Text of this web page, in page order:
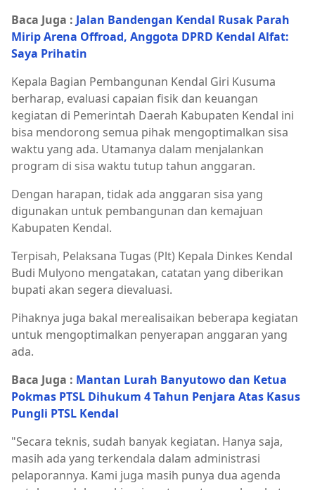
Baca Juga : Jalan Bandengan Kendal Rusak Parah
Mirip Arena Offroad, Anggota DPRD Kendal Alfat:
Saya Prihatin
Kepala Bagian Pembangunan Kendal Giri Kusuma
berharap, evaluasi capaian fisik dan keuangan
kegiatan di Pemerintah Daerah Kabupaten Kendal ini
bisa mendorong semua pihak mengoptimalkan sisa
waktu yang ada. Utamanya dalam menjalankan
program di sisa waktu tutup tahun anggaran.
Dengan harapan, tidak ada anggaran sisa yang
digunakan untuk pembangunan dan kemajuan
Kabupaten Kendal.
Terpisah, Pelaksana Tugas (Plt) Kepala Dinkes Kendal
Budi Mulyono mengatakan, catatan yang diberikan
bupati akan segera dievaluasi.
Pihaknya juga bakal merealisaikan beberapa kegiatan
untuk mengoptimalkan penyerapan anggaran yang
ada.
Baca Juga : Mantan Lurah Banyutowo dan Ketua
Pokmas PTSL Dihukum 4 Tahun Penjara Atas Kasus
Pungli PTSL Kendal
"Secara teknis, sudah banyak kegiatan. Hanya saja,
masih ada yang terkendala dalam administrasi
pelaporannya. Kami juga masih punya dua agenda